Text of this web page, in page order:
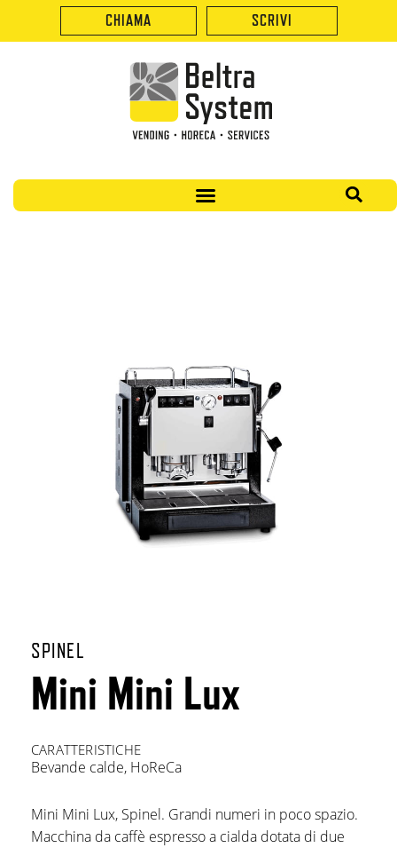
CHIAMA SCRIVI
SPINEL
Mini Mini Lux
CARATTERISTICHE
Bevande calde, HoReCa
Mini Mini Lux, Spinel. Grandi numeri in poco spazio.
Macchina da caffè espresso a cialda dotata di due